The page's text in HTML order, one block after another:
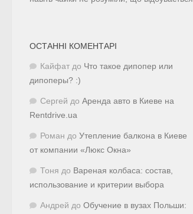
ОСТАННІ КОМЕНТАРІ
Кайфат до Что такое дипопер или
дипоперы? :)
Сергей до Аренда авто в Киеве на
Rentdrive.ua
Роман до Утепление балкона в Киеве
от компании «Люкс Окна»
Тоня до Вареная колбаса: состав,
использование и критерии выбора
Андрей до Обучение в вузах Польши: